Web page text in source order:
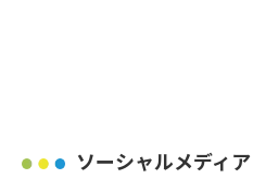
ソーシャルメディア